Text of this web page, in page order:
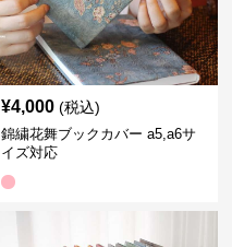
¥4,000 (税込)
錦繍花舞ブックカバー a5,a6サ
イズ対応